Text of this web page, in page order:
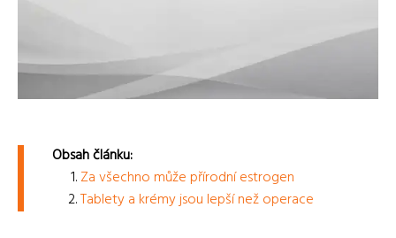
Obsah článku:
Za všechno může přírodní estrogen
Tablety a krémy jsou lepší než operace